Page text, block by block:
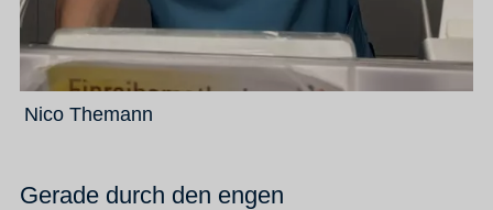
Nico Themann
Gerade durch den engen